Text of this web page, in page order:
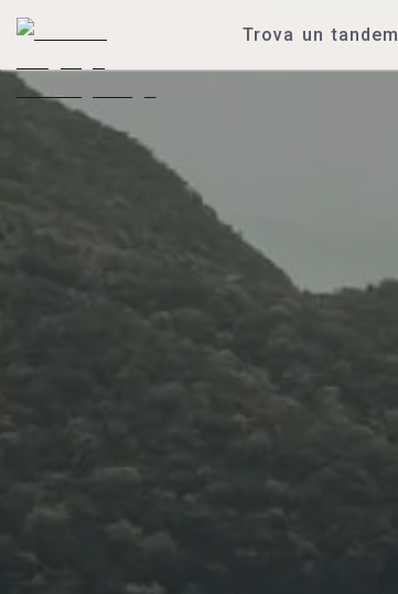
Trova un tandem